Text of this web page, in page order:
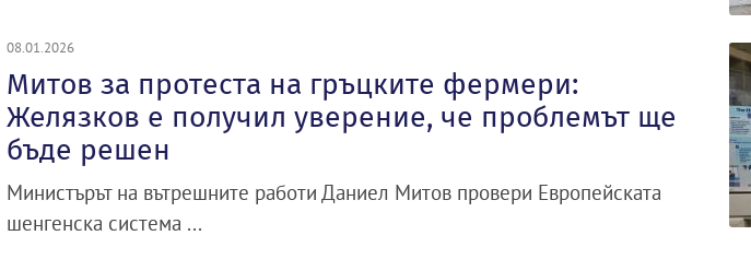
08.01.2026
Митов за протеста на гръцките фермери:
Желязков е получил уверение, че проблемът ще
бъде решен
Министърът на вътрешните работи Даниел Митов провери Европейската
шенгенска система ...